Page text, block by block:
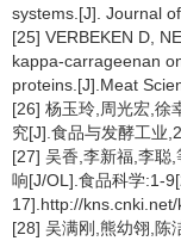
systems.[J]. Journal
[25] VERBEKEN D,
kappa-carrageenan
proteins.[J].Meat
[26] 杨玉玲,周光宏,徐
究[J].食品与发酵工业
[27] 吴香,李新福,李聪
响[J/OL].食品科学:1-
17].http://
[28] 吴满刚,熊幼翎,陈